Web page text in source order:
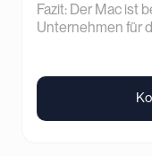
Fazit: Der Mac ist
Unternehmen für